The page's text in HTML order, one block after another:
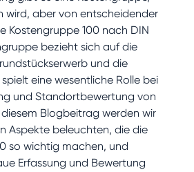
wird, aber von entscheidender
Kostengruppe 100 nach DIN
bezieht sich auf die
und die
eine wesentliche Rolle bei
und Standortbewertung von
Blogbeitrag werden wir
Aspekte beleuchten, die die
so wichtig machen, und
Erfassung und Bewertung